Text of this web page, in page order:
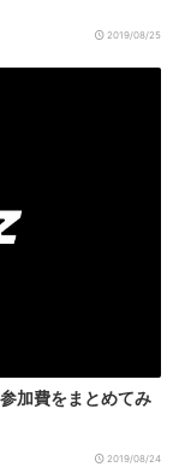
2019/08/25
加費をまとめてみ
2019/08/24